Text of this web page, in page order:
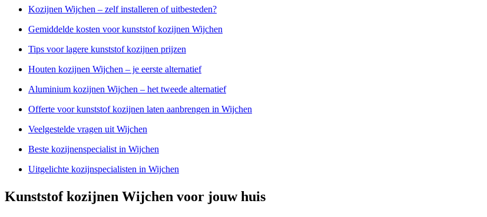
Kozijnen Wijchen – zelf installeren of uitbesteden?
Gemiddelde kosten voor kunststof kozijnen Wijchen
Tips voor lagere kunststof kozijnen prijzen
Houten kozijnen Wijchen – je eerste alternatief
Aluminium kozijnen Wijchen – het tweede alternatief
Offerte voor kunststof kozijnen laten aanbrengen in Wijchen
Veelgestelde vragen uit Wijchen
Beste kozijnenspecialist in Wijchen
Uitgelichte kozijnspecialisten in Wijchen
Kunststof kozijnen Wijchen voor jouw huis